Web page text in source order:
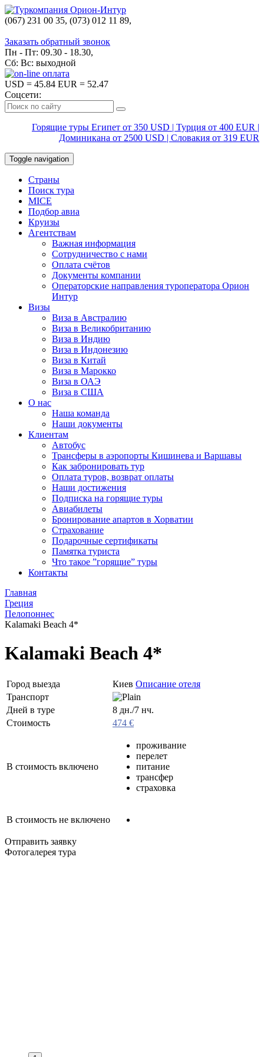
(067) 231 00 35, (073) 012 11 89,
Заказать обратный звонок
Пн - Пт: 09.30 - 18.30,
Сб: Вс: выходной
USD = 45.84 EUR = 52.47
Соцсети:
Горящие туры Египет от 350 USD | Турция от 400 EUR |
Доминикана от 2500 USD | Словакия от 319 EUR
Toggle navigation
Страны
Поиск тура
MICE
Подбор авиа
Круизы
Агентствам
Важная информация
Сотрудничество с нами
Оплата счётов
Документы компании
Операторские направления туроператора Орион
Интур
Визы
Виза в Австралию
Виза в Великобританию
Виза в Индию
Виза в Индонезию
Виза в Китай
Виза в Марокко
Виза в ОАЭ
Виза в США
О нас
Наша команда
Наши документы
Клиентам
Автобус
Трансферы в аэропорты Кишинева и Варшавы
Как забронировать тур
Оплата туров, возврат оплаты
Наши достижения
Подписка на горящие туры
Авиабилеты
Бронирование апартов в Хорватии
Страхование
Подарочные сертификаты
Памятка туриста
Что такое ”горящие” туры
Контакты
Главная
Греция
Пелопоннес
Kalamaki Beach 4*
Kalamaki Beach 4*
Город выезда Киев Описание отеля
Транспорт
Дней в туре
8 дн./7 нч.
Стоимость
474 €
В стоимость включено
проживание
перелет
питание
трансфер
страховка
В стоимость не включено
Отправить заявку
Фотогалерея тура